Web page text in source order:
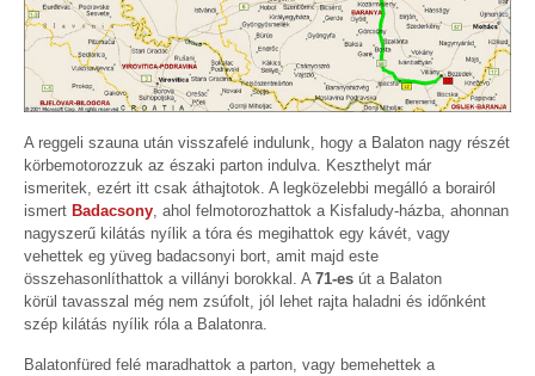
A reggeli szauna után visszafelé indulunk, hogy a Balaton nagy részét
körbemotorozzuk az északi parton indulva. Keszthelyt már
ismeritek, ezért itt csak áthajtotok. A legközelebbi megálló a borairól
ismert Badacsony , ahol felmotorozhattok a Kisfaludy-házba, ahonnan
nagyszerű kilátás nyílik a tóra és megihattok egy kávét, vagy
vehettek eg yüveg badacsonyi bort, amit majd este
összehasonlíthattok a villányi borokkal. A 71-es út a Balaton
körül tavasszal még nem zsúfolt, jól lehet rajta haladni és időnként
szép kilátás nyílik róla a Balatonra.
Balatonfüred felé maradhattok a parton, vagy bemehettek a